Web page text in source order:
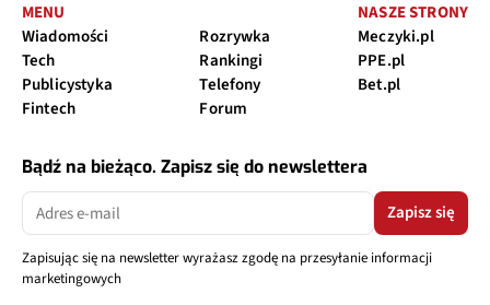
MENU
Wiadomości
Tech
Publicystyka
Fintech
Rozrywka
Rankingi
Telefony
Forum
NASZE STRONY
Meczyki.pl
PPE.pl
Bet.pl
Bądź na bieżąco. Zapisz się do newslettera
Zapisz się
Zapisując się na newsletter wyrażasz zgodę na przesyłanie informacji
marketingowych